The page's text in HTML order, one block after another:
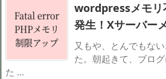
wordpressメモ
発生！Xサーバー
又もや、とんでもな
た。朝起きて、ブロ
た ...